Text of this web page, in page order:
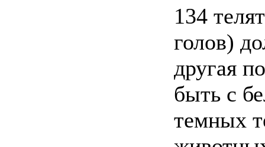
134
голов)
другая
быть с
темных